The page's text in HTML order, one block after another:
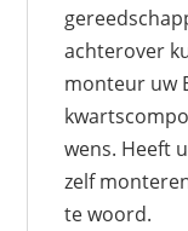
achterover
monteur uw
wens. Heeft
zelf
te woord.